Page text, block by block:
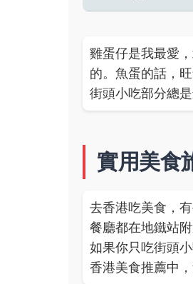
雞蛋仔是我最愛
的。魚蛋的話，
街頭小吃部分總
實用美食
去香港吃美食，
餐廳都在地鐵站
如果你只吃街頭
香港美食推薦中